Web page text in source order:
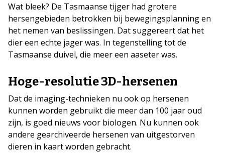
Wat bleek? De Tasmaanse tijger had grotere
hersengebieden betrokken bij bewegingsplanning en
het nemen van beslissingen. Dat suggereert dat het
dier een echte jager was. In tegenstelling tot de
Tasmaanse duivel, die meer een aaseter was.
Hoge-resolutie 3D-hersenen
Dat de imaging-technieken nu ook op hersenen
kunnen worden gebruikt die meer dan 100 jaar oud
zijn, is goed nieuws voor biologen. Nu kunnen ook
andere gearchiveerde hersenen van uitgestorven
dieren in kaart worden gebracht.